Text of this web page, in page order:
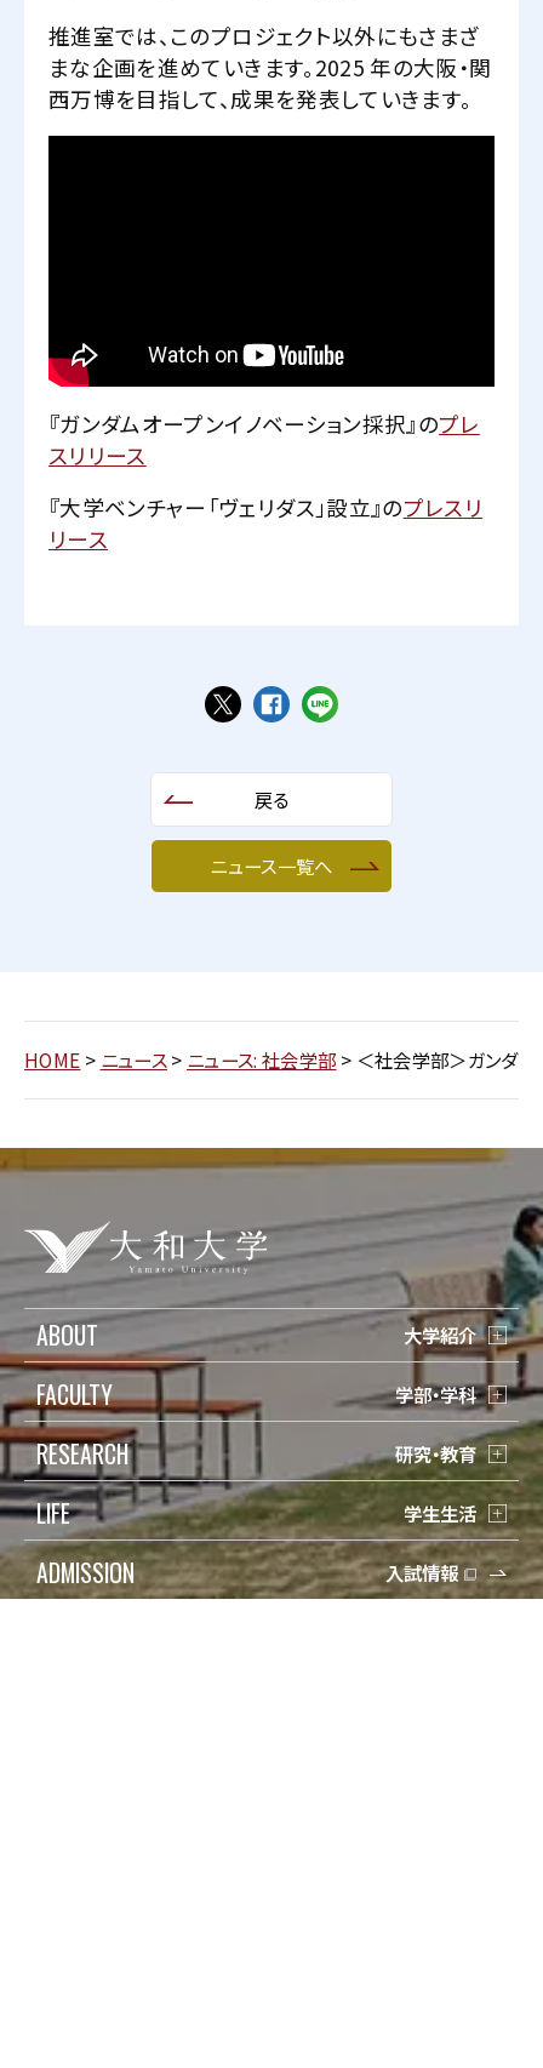
推進室では、このプロジェクト以外にもさまざ
まな企画を進めていきます。2025 年の大阪・関
西万博を目指して、成果を発表していきます。
『ガンダムオープンイノベーション採択』のプレ
スリリース
『大学ベンチャー「ヴェリダス」設立』のプレスリ
リース
戻る
ニュース一覧へ
HOME > ニュース> ニュース: 社会学部 > ＜社会学部＞ガンダム
ABOUT 大学紹介
FACULTY 学部・学科
RESEARCH 研究・教育
LIFE 学生生活
ADMISSION 入試情報